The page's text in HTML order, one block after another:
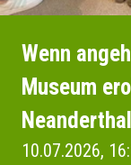
Wenn
Museum
10.07.2026,